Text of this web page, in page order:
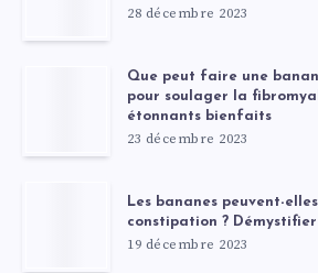
28 décembre 2023
Que peut faire une
pour soulager la
étonnants bienfaits
23 décembre 2023
Les bananes peuvent-
constipation ?
19 décembre 2023